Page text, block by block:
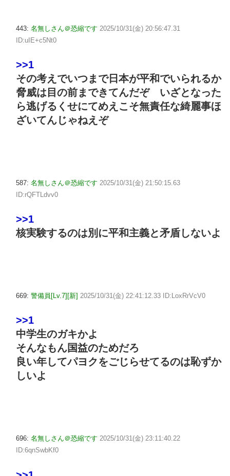
443: 名無しさん＠恐縮です 2025/10/31(金) 20:56:47.31
ID:uIE+c5Nt0
>>1
その考えでいつまで日本が平和でいられるか
脅威は目の前まできてんだぞ いざとなった
ら逃げるくせにてめえこそ無責任な綺麗事ほ
ざいてんじゃねえぞ
587: 名無しさん＠恐縮です 2025/10/31(金) 21:50:15.63
ID:rQFTLdvv0
>>1
核実験するのは別に平和主義と矛盾しないよ
669: 警備員[Lv.7][新] 2025/10/31(金) 22:41:12.33 ID:LoxRrVcV0
>>1
中学生のガキかよ
そんなもん国益のためだろ
良い年してパヨクをごじらせてるのは恥ずか
しいよ
696: 名無しさん＠恐縮です 2025/10/31(金) 23:11:40.22
ID:6qnSwbKf0